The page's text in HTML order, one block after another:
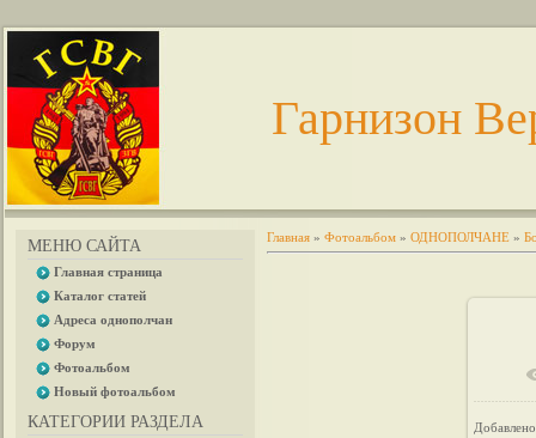
Гарнизон
МЕНЮ САЙТА
Главная страница
Каталог статей
Адреса однополчан
Форум
Фотоальбом
Новый фотоальбом
КАТЕГОРИИ РАЗДЕЛА
Главная » Фотоальбом » ОДНОПОЛЧАНЕ »
Добавлено